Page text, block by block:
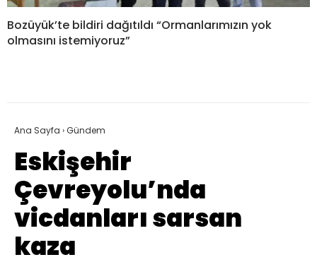
Bozüyük’te bildiri dağıtıldı “Ormanlarımızın yok
olmasını istemiyoruz”
Ana Sayfa ›Gündem
Eskişehir
Çevreyolu’nda
vicdanları sarsan
kaza